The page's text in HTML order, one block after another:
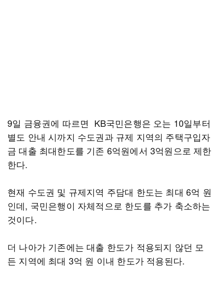
9일 금융권에 따르면 KB국민은행은 오는 10일부터
별도 안내 시까지 수도권과 규제 지역의 주택구입자
금 대출 최대한도를 기존 6억원에서 3억원으로 제한
한다.
현재 수도권 및 규제지역 주담대 한도는 최대 6억 원
인데, 국민은행이 자체적으로 한도를 추가 축소하는
것이다.
더 나아가 기존에는 대출 한도가 적용되지 않던 모
든 지역에 최대 3억 원 이내 한도가 적용된다.